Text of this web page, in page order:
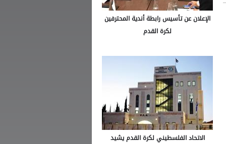
الإعلان عن تأسيس رابطة أندية المحترفين
لكرة القدم
الاتحاد الفلسطيني لكرة القدم يشيد